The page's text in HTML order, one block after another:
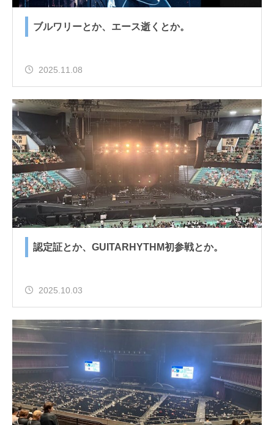
ブルワリーとか、エース逝くとか。
2025.11.08
認定証とか、GUITARHYTHM初参戦とか。
2025.10.03